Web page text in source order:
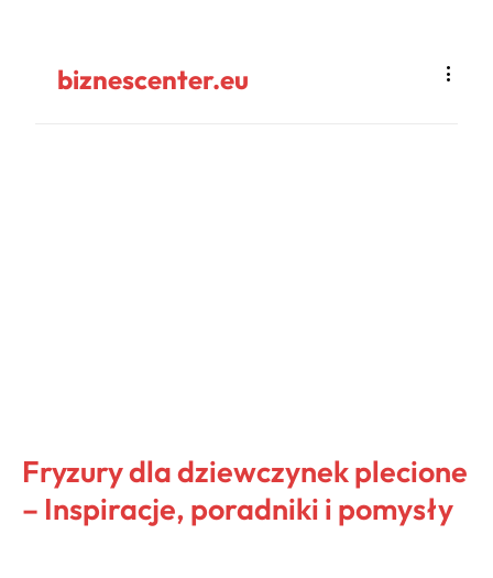
biznescenter.eu
Fryzury dla dziewczynek plecione
– Inspiracje, poradniki i pomysły